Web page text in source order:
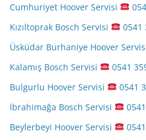
Cumhuriyet Hoover Servisi
Kızıltoprak Bosch Servisi
0541
Üsküdar Burhaniye Hoover
Kalamış Bosch Servisi
0541
Bulgurlu Hoover Servisi
0541
İbrahimağa Bosch Servisi
Beylerbeyi Hoover Servisi